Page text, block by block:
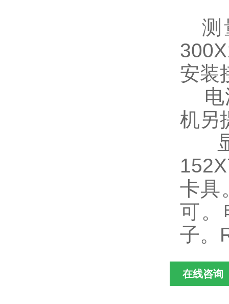
测
安装
电
机另
显
卡具
可。
子。
在线咨询